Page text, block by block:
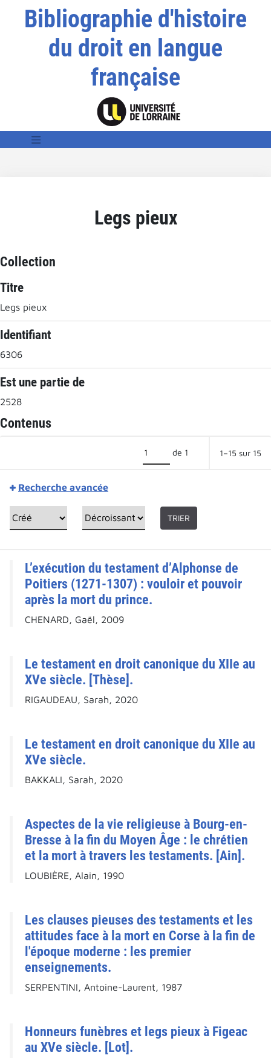
Bibliographie d'histoire
du droit en langue
française
Legs pieux
Collection
Titre
Legs pieux
Identifiant
6306
Est une partie de
2528
Contenus
de 1 1–15 sur 15
Recherche avancée
TRIER
L’exécution du testament d’Alphonse de
Poitiers (1271-1307) : vouloir et pouvoir
après la mort du prince.
CHENARD, Gaël, 2009
Le testament en droit canonique du XIIe au
XVe siècle. [Thèse].
RIGAUDEAU, Sarah, 2020
Le testament en droit canonique du XIIe au
XVe siècle.
BAKKALI, Sarah, 2020
Aspectes de la vie religieuse à Bourg-en-
Bresse à la fin du Moyen Âge : le chrétien
et la mort à travers les testaments. [Ain].
LOUBIÈRE, Alain, 1990
Les clauses pieuses des testaments et les
attitudes face à la mort en Corse à la fin de
l'époque moderne : les premier
enseignements.
SERPENTINI, Antoine-Laurent, 1987
Honneurs funèbres et legs pieux à Figeac
au XVe siècle. [Lot].